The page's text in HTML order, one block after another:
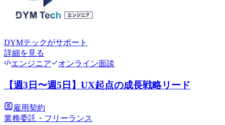
DYMテックがサポート
詳細を見る
エンジニア
オンライン面談
【週3日〜週5日】UX起点の成長戦略リード
雇用契約
業務委託・フリーランス